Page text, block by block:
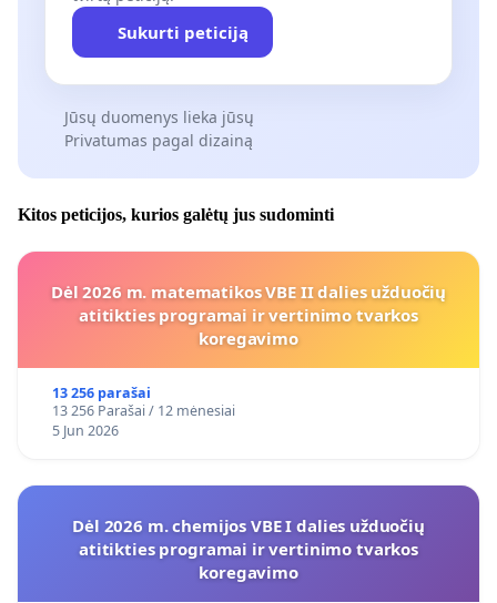
Sukurti peticiją
Jūsų duomenys lieka jūsų
Privatumas pagal dizainą
Kitos peticijos, kurios galėtų jus sudominti
Dėl 2026 m. matematikos VBE II dalies užduočių
atitikties programai ir vertinimo tvarkos
koregavimo
13 256 parašai
13 256 Parašai / 12 mėnesiai
5 Jun 2026
Dėl 2026 m. chemijos VBE I dalies užduočių
atitikties programai ir vertinimo tvarkos
koregavimo